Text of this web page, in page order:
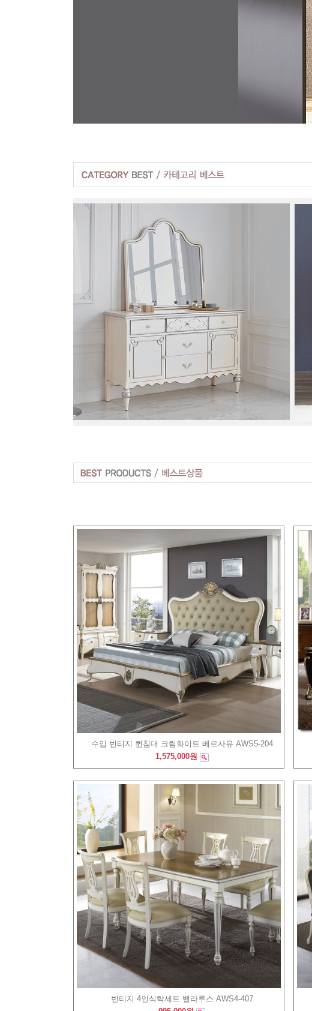
수입 빈티지 퀸침대 크림화이트 베르사유 AWS5-204
1,575,000원
빈티지 4인식탁세트 밸라루스 AWS4-407